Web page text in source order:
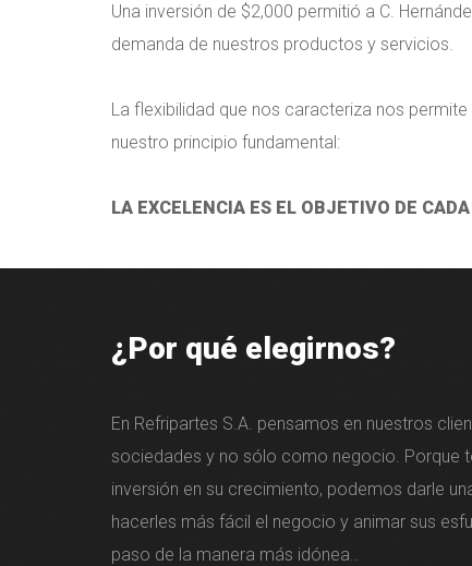
Una inversión de $2,000 permitió a C.
demanda de nuestros productos y servicios.
La flexibilidad que nos caracteriza nos
nuestro principio fundamental:
LA EXCELENCIA ES EL OBJETIVO DE
¿Por qué elegirnos?
En Refripartes S.A. pensamos en nuestros
sociedades y no sólo como negocio. Porque
inversión en su crecimiento, podemos darle
hacerles más fácil el negocio y animar sus
paso de la manera más idónea..